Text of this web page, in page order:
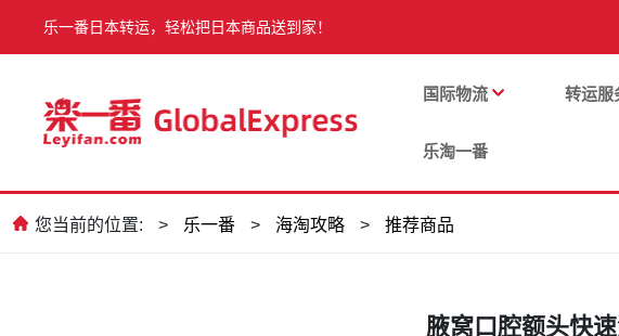
乐一番日本转运，轻松把日本商品送到家！
国际物流 转运服
乐淘一番
您当前的位置: > 乐一番 > 海淘攻略 > 推荐商品
腋窝口腔额头快